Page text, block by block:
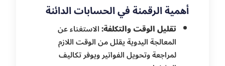
أهمية الرقمنة في الحسابات الدائنة
تقليل الوقت والتكلفة:الاستغناء عن
المعالجة اليدوية يقلل من الوقت اللازم
لمراجعة وتحويل الفواتير ويوفر تكاليف